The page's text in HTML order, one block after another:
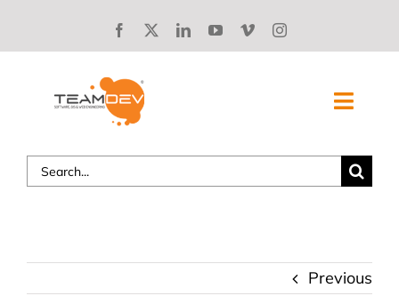
SOLUZIONI
STORIE DI SUCCESSO
Search
for:
Previous